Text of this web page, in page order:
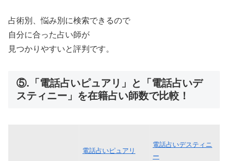
占術別、悩み別に検索できるので
自分に合った占い師が
見つかりやすいと評判です。
⑤.「電話占いピュアリ」と「電話占いデ
スティニー」を在籍占い師数で比較！
電話占いピュアリ
電話占いデスティニ
ー